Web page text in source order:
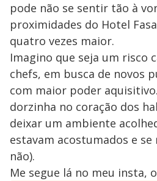
pode não se sentir tão à
proximidades do Hotel
quatro vezes maior.
Imagino que seja um risco
chefs, em busca de novos
com maior poder
dorzinha no coração dos
deixar um ambiente
estavam acostumados e
não).
Me segue lá no meu insta, o